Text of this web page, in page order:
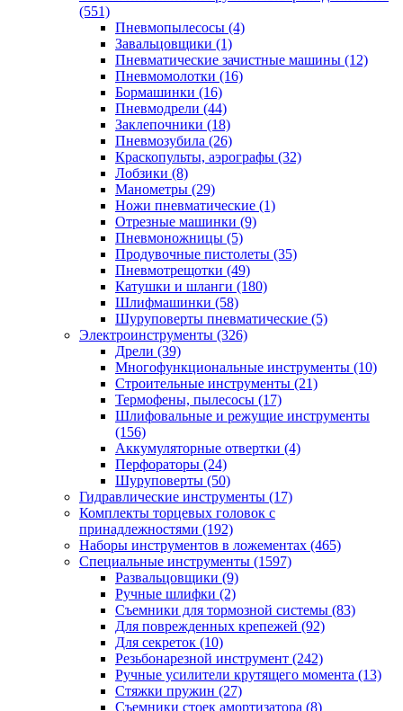
(551)
Пневмопылесосы (4)
Завальцовщики (1)
Пневматические зачистные машины (12)
Пневмомолотки (16)
Бормашинки (16)
Пневмодрели (44)
Заклепочники (18)
Пневмозубила (26)
Краскопульты, аэрографы (32)
Лобзики (8)
Манометры (29)
Ножи пневматические (1)
Отрезные машинки (9)
Пневмоножницы (5)
Продувочные пистолеты (35)
Пневмотрещотки (49)
Катушки и шланги (180)
Шлифмашинки (58)
Шуруповерты пневматические (5)
Электроинструменты (326)
Дрели (39)
Многофункциональные инструменты (10)
Строительные инструменты (21)
Термофены, пылесосы (17)
Шлифовальные и режущие инструменты
(156)
Аккумуляторные отвертки (4)
Перфораторы (24)
Шуруповерты (50)
Гидравлические инструменты (17)
Комплекты торцевых головок с
принадлежностями (192)
Наборы инструментов в ложементах (465)
Специальные инструменты (1597)
Развальцовщики (9)
Ручные шлифки (2)
Съемники для тормозной системы (83)
Для поврежденных крепежей (92)
Для секреток (10)
Резьбонарезной инструмент (242)
Ручные усилители крутящего момента (13)
Стяжки пружин (27)
Съемники стоек амортизатора (8)